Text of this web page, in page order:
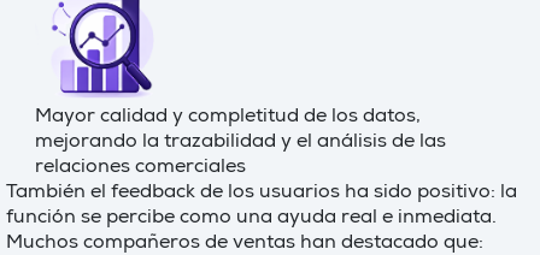
Mayor calidad y completitud de los datos,
mejorando la trazabilidad y el análisis de las
relaciones comerciales
También el feedback de los usuarios ha sido positivo: la
función se percibe como una ayuda real e inmediata.
Muchos compañeros de ventas han destacado que: